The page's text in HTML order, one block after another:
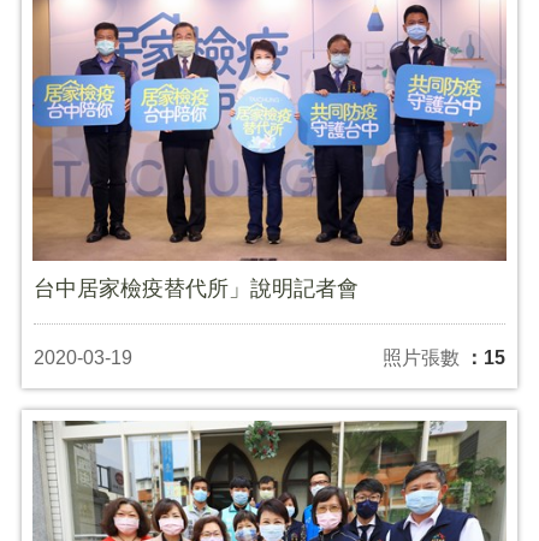
台中居家檢疫替代所」說明記者會
2020-03-19 照片張數 ：15